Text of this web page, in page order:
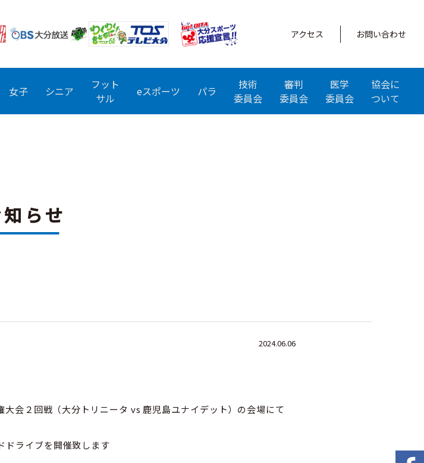
アクセス お問い合わせ
女子 シニア
フット
サル
eスポーツ パラ
技術
委員会
審判
委員会
医学
委員会
協会に
ついて
らせ
2024.06.06
会２回戦（大分トリニータ vs 鹿児島ユナイデット）の会場にて
ドライブを開催致します